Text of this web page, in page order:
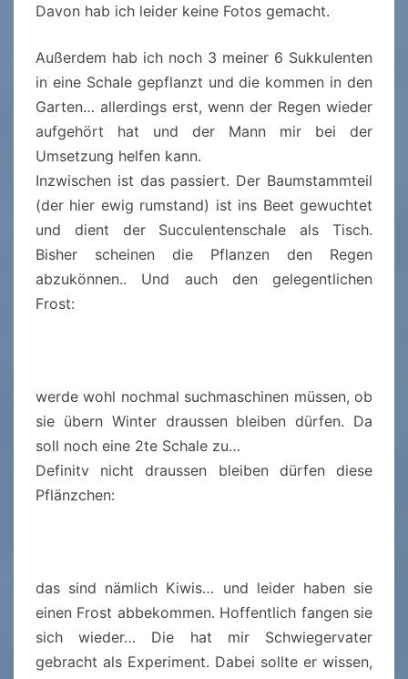
Davon hab ich leider keine Fotos gemacht.
Außerdem hab ich noch 3 meiner 6 Sukkulenten
in eine Schale gepflanzt und die kommen in den
Garten… allerdings erst, wenn der Regen wieder
aufgehört hat und der Mann mir bei der
Umsetzung helfen kann.
Inzwischen ist das passiert. Der Baumstammteil
(der hier ewig rumstand) ist ins Beet gewuchtet
und dient der Succulentenschale als Tisch.
Bisher scheinen die Pflanzen den Regen
abzukönnen.. Und auch den gelegentlichen
Frost:
werde wohl nochmal suchmaschinen müssen, ob
sie übern Winter draussen bleiben dürfen. Da
soll noch eine 2te Schale zu…
Definitv nicht draussen bleiben dürfen diese
Pflänzchen:
das sind nämlich Kiwis… und leider haben sie
einen Frost abbekommen. Hoffentlich fangen sie
sich wieder… Die hat mir Schwiegervater
gebracht als Experiment. Dabei sollte er wissen,